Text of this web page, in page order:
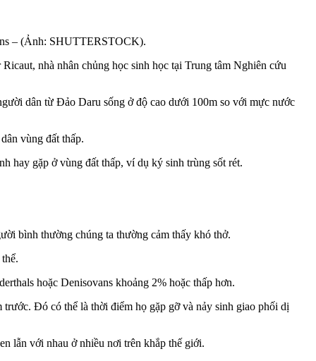
– (Ảnh: SHUTTERSTOCK).
nhà nhân chủng học sinh học tại Trung tâm Nghiên cứu
dân từ Đảo Daru sống ở độ cao dưới 100m so với mực nước
vùng đất thấp.
hay gặp ở vùng đất thấp, ví dụ ký sinh trùng sốt rét.
bình thường chúng ta thường cảm thấy khó thở.
hoặc Denisovans khoảng 2% hoặc thấp hơn.
Đó có thể là thời điểm họ gặp gỡ và nảy sinh giao phối dị
lẫn với nhau ở nhiều nơi trên khắp thế giới.